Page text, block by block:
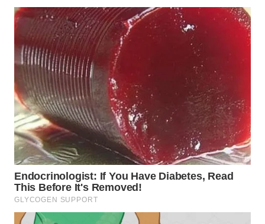
WN
KALSEL
WN
KALTIM
WN
SULSEL
WN
GORONTALO
WN
SULUT